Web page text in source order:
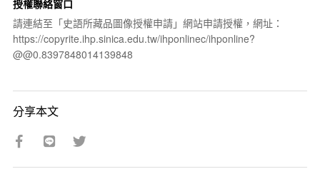
授權聯絡窗口
請連結至「史語所藏品圖像授權申請」網站申請授權，網址：
https://copyrite.ihp.sinica.edu.tw/ihponlinec/ihponline?
@@0.8397848014139848
分享本文